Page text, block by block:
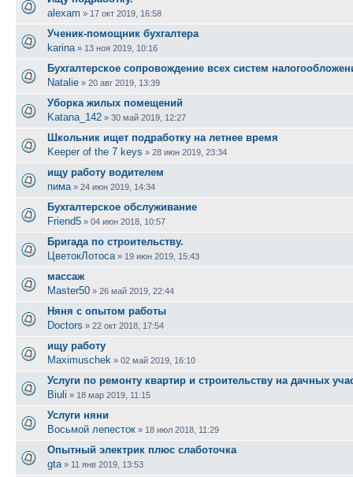
alexam » 17 окт 2019, 16:58
Ученик-помощник бухгалтера
karina » 13 ноя 2019, 10:16
Бухгалтерское сопровождение всех систем
Natalie » 20 авг 2019, 13:39
Уборка жилых помещений
Katana_142 » 30 май 2019, 12:27
Школьник ищет подработку на летнее время
Keeper of the 7 keys » 28 июн 2019, 23:34
ищу работу водителем
пима » 24 июн 2019, 14:34
Бухгалтерское обслуживание
Friend5 » 04 июн 2018, 10:57
Бригада по строительству.
ЦветокЛотоса » 19 июн 2019, 15:43
массаж
Master50 » 26 май 2019, 22:44
Няня с опытом работы
Doctors » 22 окт 2018, 17:54
ищу работу
Maximuschek » 02 май 2019, 16:10
Услуги по ремонту квартир и строительству на дачных
Biuli » 18 мар 2019, 11:15
Услуги няни
Восьмой лепесток » 18 июл 2018, 11:29
Опытный электрик плюс слаботочка
gta » 11 янв 2019, 13:53